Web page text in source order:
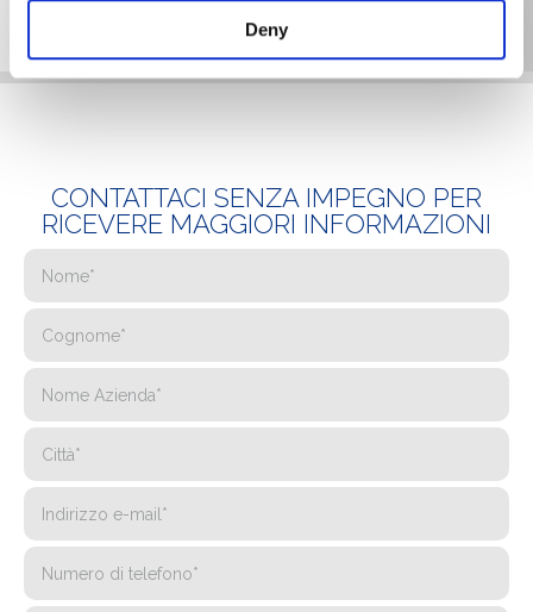
Deny
CONTATTACI SENZA IMPEGNO PER
RICEVERE MAGGIORI INFORMAZIONI